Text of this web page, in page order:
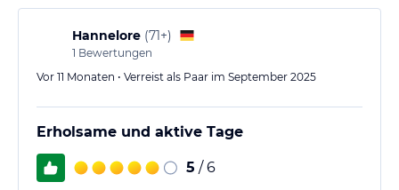
Hannelore (71+)
1 Bewertungen
Vor 11 Monaten • Verreist als Paar im September 2025
Erholsame und aktive Tage
5 / 6